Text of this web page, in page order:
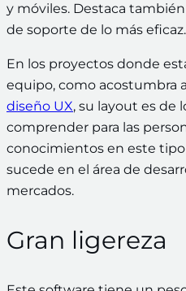
y móviles. Destaca
de soporte de lo más eficaz.
En los proyectos donde
equipo, como acostumbra
diseño UX, su layout es de
comprender para las
conocimientos en este
sucede en el área de
mercados.
Gran ligereza